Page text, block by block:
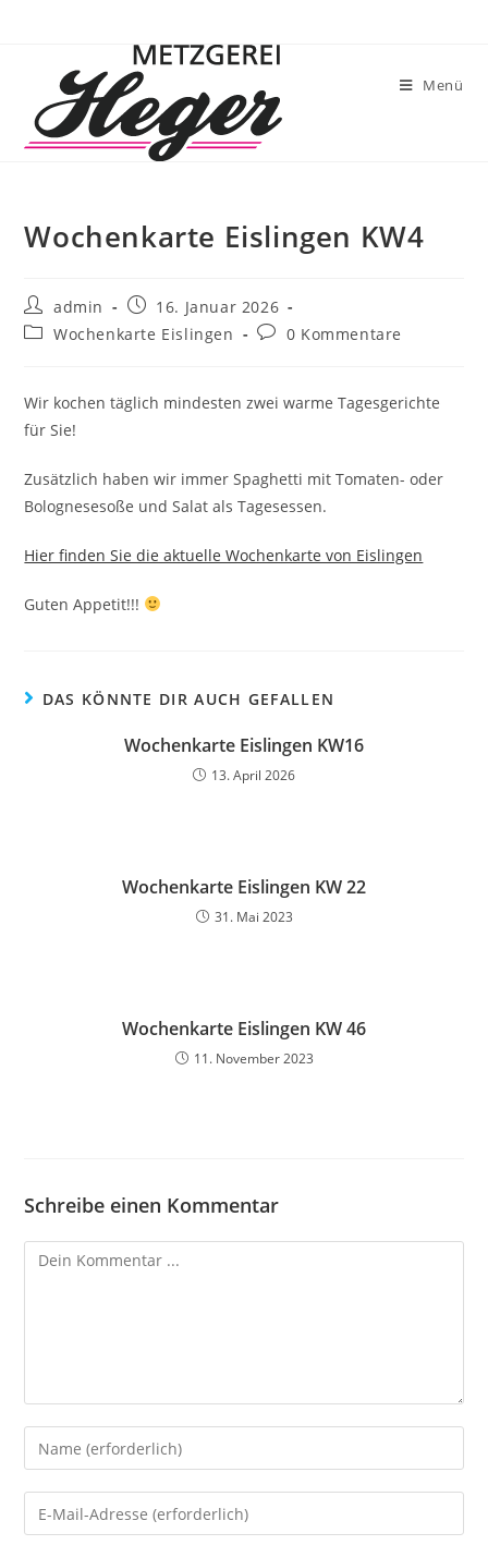
Menü
Wochenkarte Eislingen KW4
admin
16. Januar 2026
Wochenkarte Eislingen
0 Kommentare
Wir kochen täglich mindesten zwei warme Tagesgerichte
für Sie!
Zusätzlich haben wir immer Spaghetti mit Tomaten- oder
Bolognesesoße und Salat als Tagesessen.
Hier finden Sie die aktuelle Wochenkarte von Eislingen
Guten Appetit!!!
DAS KÖNNTE DIR AUCH GEFALLEN
Wochenkarte Eislingen KW16
13. April 2026
Wochenkarte Eislingen KW 22
31. Mai 2023
Wochenkarte Eislingen KW 46
11. November 2023
Schreibe einen Kommentar